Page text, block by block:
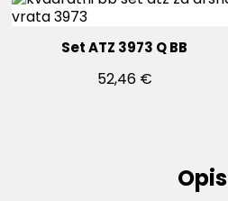
Set ATZ 3973 Q BB
52,46 €
Opis